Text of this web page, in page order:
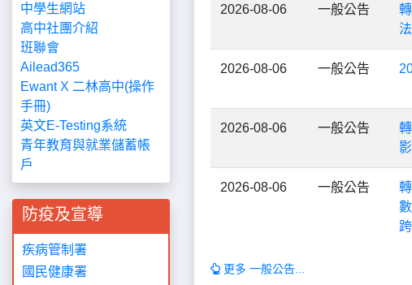
中學生網站
高中社團介紹
班聯會
Ailead365
Ewant X 二林高中(操作
手冊)
英文E-Testing系統
青年教育與就業儲蓄帳
戶
防疫及宣導
疾病管制署
國民健康署
2026-08-06 一般公告
2026-08-06 一般公告
2026-08-06 一般公告
2026-08-06 一般公告
更多 一般公告...